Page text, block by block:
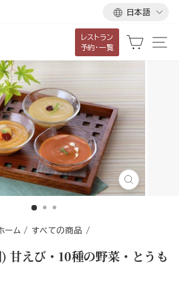
言
語
日本語
レストラン
予約・一覧
カート
閉
ーム / すべての商品 /
甘えび・10種の野菜・とうも